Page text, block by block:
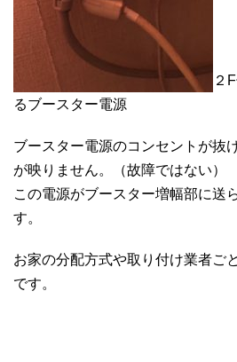
２
るブースター電源
ブースター電源のコンセントが抜
が映りません。（故障ではない）
この電源がブースター増幅部に送
す。
お家の分配方式や取り付け業者ご
です。